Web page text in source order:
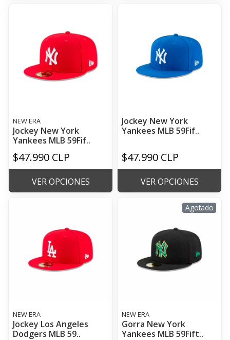
NEW ERA
Jockey New York
Yankees MLB 59Fif..
$47.990 CLP
VER OPCIONES
Jockey New York
Yankees MLB 59Fif..
$47.990 CLP
VER OPCIONES
NEW ERA
Jockey Los Angeles
Dodgers MLB 59..
Agotado
NEW ERA
Gorra New York
Yankees MLB 59Fift..